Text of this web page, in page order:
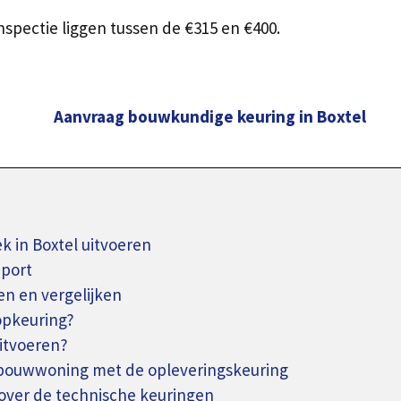
liggen tussen de €315 en €400.
Aanvraag bouwkundige keuring in Boxtel
in Boxtel uitvoeren
en vergelijken
met de opleveringskeuring
de technische keuringen